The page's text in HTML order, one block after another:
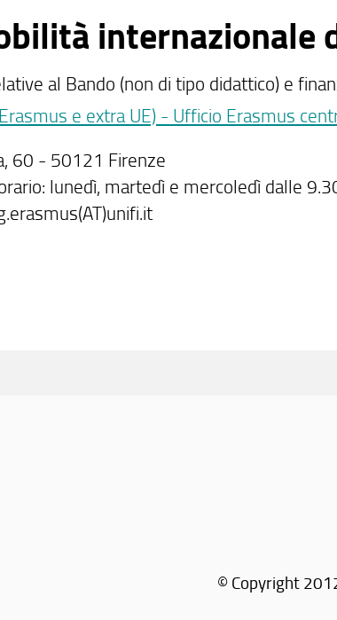
internazionale
al Bando (non di tipo didattico) e
e extra UE) - Ufficio Erasmus
60 - 50121 Firenze
lunedì, martedì e mercoledì dalle
© Copyright